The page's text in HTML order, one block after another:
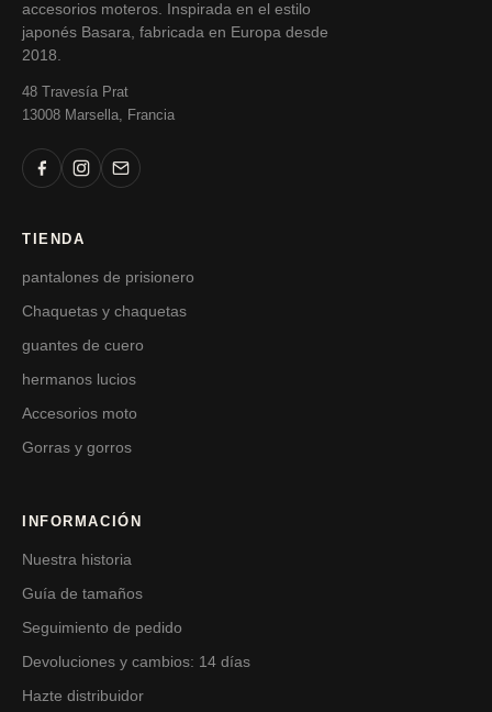
accesorios moteros. Inspirada en el estilo
japonés Basara, fabricada en Europa desde
2018.
48 Travesía Prat
13008 Marsella, Francia
TIENDA
pantalones de prisionero
Chaquetas y chaquetas
guantes de cuero
hermanos lucios
Accesorios moto
Gorras y gorros
INFORMACIÓN
Nuestra historia
Guía de tamaños
Seguimiento de pedido
Devoluciones y cambios: 14 días
Hazte distribuidor